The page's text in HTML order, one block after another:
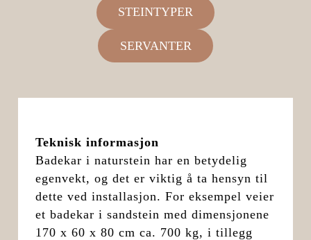
STEINTYPER
SERVANTER
Teknisk informasjon
Badekar i naturstein har en betydelig
egenvekt, og det er viktig å ta hensyn til
dette ved installasjon. For eksempel veier
et badekar i sandstein med dimensjonene
170 x 60 x 80 cm ca. 700 kg, i tillegg